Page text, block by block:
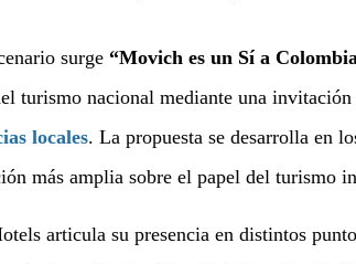
surge “Movich es un Sí a
turismo nacional mediante una
locales. La propuesta se desarrolla en
más amplia sobre el papel del turismo
articula su presencia en distintos